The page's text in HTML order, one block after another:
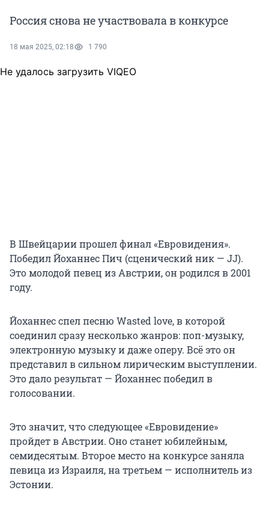
Россия снова не участвовала в конкурсе
18 мая 2025, 02:18 1 790
Не удалось загрузить VIQEO
В Швейцарии прошел финал «Евровидения».
Победил Йоханнес Пич (сценический ник — JJ).
Это молодой певец из Австрии, он родился в 2001
году.
Йоханнес спел песню Wasted love, в которой
соединил сразу несколько жанров: поп-музыку,
электронную музыку и даже оперу. Всё это он
представил в сильном лирическим выступлении.
Это дало результат — Йоханнес победил в
голосовании.
Это значит, что следующее «Евровидение»
пройдет в Австрии. Оно станет юбилейным,
семидесятым. Второе место на конкурсе заняла
певица из Израиля, на третьем — исполнитель из
Эстонии.